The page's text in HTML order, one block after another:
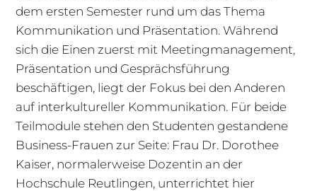
dem ersten Semester rund um das Thema
Kommunikation und Präsentation. Während
sich die Einen zuerst mit Meetingmanagement,
Präsentation und Gesprächsführung
beschäftigen, liegt der Fokus bei den Anderen
auf interkultureller Kommunikation. Für beide
Teilmodule stehen den Studenten gestandene
Business-Frauen zur Seite: Frau Dr. Dorothee
Kaiser, normalerweise Dozentin an der
Hochschule Reutlingen, unterrichtet hier